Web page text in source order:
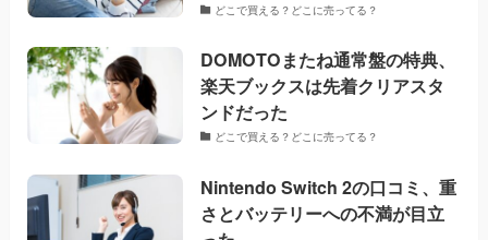
どこで買える？どこに売ってる？
DOMOTOまたね通常盤の特典、
楽天ブックスは先着クリアスタ
ンドだった
どこで買える？どこに売ってる？
Nintendo Switch 2の口コミ、重
さとバッテリーへの不満が目立